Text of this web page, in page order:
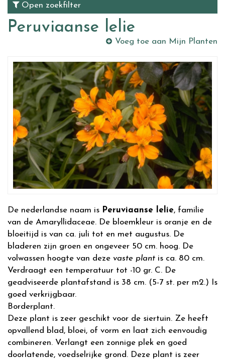
Open zoekfilter
Peruviaanse lelie
Voeg toe aan Mijn Planten
De nederlandse naam is Peruviaanse lelie, familie
van de Amaryllidaceae. De bloemkleur is oranje en de
bloeitijd is van ca. juli tot en met augustus. De
bladeren zijn groen en ongeveer 50 cm. hoog. De
volwassen hoogte van deze vaste plant is ca. 80 cm.
Verdraagt een temperatuur tot -10 gr. C. De
geadviseerde plantafstand is 38 cm. (5-7 st. per m2.) Is
goed verkrijgbaar.
Borderplant.
Deze plant is zeer geschikt voor de siertuin. Ze heeft
opvallend blad, bloei, of vorm en laat zich eenvoudig
combineren. Verlangt een zonnige plek en goed
doorlatende, voedselrijke grond. Deze plant is zeer